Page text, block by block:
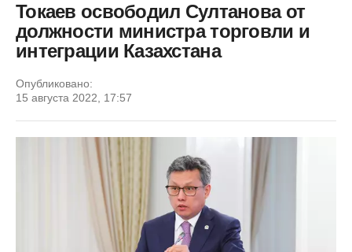
Токаев освободил Султанова от
должности министра торговли и
интеграции Казахстана
Опубликовано:
15 августа 2022, 17:57